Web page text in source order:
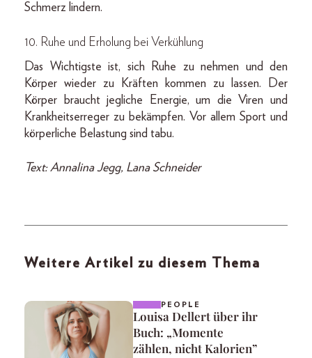
Schmerz lindern.
10. Ruhe und Erholung bei Verkühlung
Das Wichtigste ist, sich Ruhe zu nehmen und den
Körper wieder zu Kräften kommen zu lassen. Der
Körper braucht jegliche Energie, um die Viren und
Krankheitserreger zu bekämpfen. Vor allem Sport und
körperliche Belastung sind tabu.
Text: Annalina Jegg, Lana Schneider
Weitere Artikel zu diesem Thema
PEOPLE
Louisa Dellert über ihr
Buch: „Momente
zählen, nicht Kalorien”